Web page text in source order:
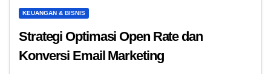
KEUANGAN & BISNIS
Strategi Optimasi Open Rate dan
Konversi Email Marketing